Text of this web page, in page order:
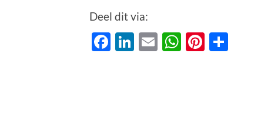
Deel dit via:
Facebook
LinkedIn
EmailWhatsApp
Pinterest